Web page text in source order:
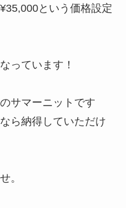
という価格設定
っています！
サマーニットです
ら納得していただけ
。